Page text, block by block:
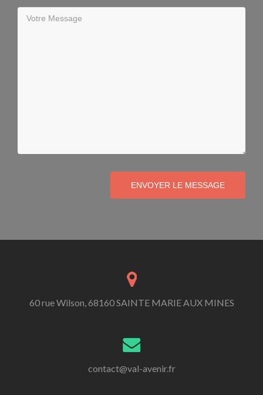
ENVOYER LE MESSAGE
60 rue Wilson, 68160 SAINTE MARIE AUX MINES
contact@val-avenir.fr